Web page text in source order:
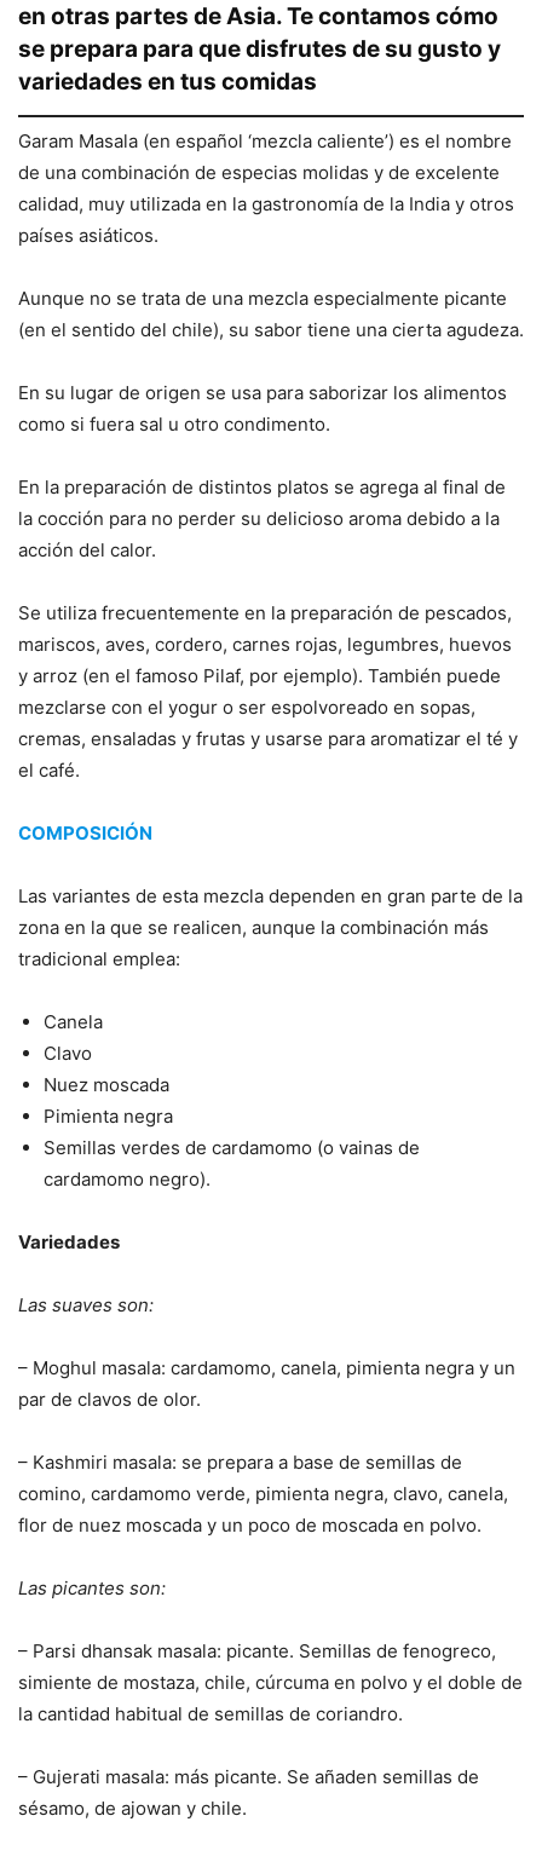
en otras partes de Asia. Te contamos cómo
se prepara para que disfrutes de su gusto y
variedades en tus comidas
Garam Masala (en español ‘mezcla caliente’) es el nombre
de una combinación de especias molidas y de excelente
calidad, muy utilizada en la gastronomía de la India y otros
países asiáticos.
Aunque no se trata de una mezcla especialmente picante
(en el sentido del chile), su sabor tiene una cierta agudeza.
En su lugar de origen se usa para saborizar los alimentos
como si fuera sal u otro condimento.
En la preparación de distintos platos se agrega al final de
la cocción para no perder su delicioso aroma debido a la
acción del calor.
Se utiliza frecuentemente en la preparación de pescados,
mariscos, aves, cordero, carnes rojas, legumbres, huevos
y arroz (en el famoso Pilaf, por ejemplo). También puede
mezclarse con el yogur o ser espolvoreado en sopas,
cremas, ensaladas y frutas y usarse para aromatizar el té y
el café.
COMPOSICIÓN
Las variantes de esta mezcla dependen en gran parte de la
zona en la que se realicen, aunque la combinación más
tradicional emplea:
Canela
Clavo
Nuez moscada
Pimienta negra
Semillas verdes de cardamomo (o vainas de
cardamomo negro).
Variedades
Las suaves son:
– Moghul masala: cardamomo, canela, pimienta negra y un
par de clavos de olor.
– Kashmiri masala: se prepara a base de semillas de
comino, cardamomo verde, pimienta negra, clavo, canela,
flor de nuez moscada y un poco de moscada en polvo.
Las picantes son:
– Parsi dhansak masala: picante. Semillas de fenogreco,
simiente de mostaza, chile, cúrcuma en polvo y el doble de
la cantidad habitual de semillas de coriandro.
– Gujerati masala: más picante. Se añaden semillas de
sésamo, de ajowan y chile.